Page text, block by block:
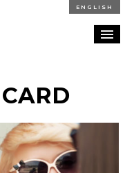
ENGLISH
KARRIERE